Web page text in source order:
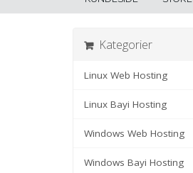
Kategorier
Linux Web Hosting
Linux Bayi Hosting
Windows Web Hosting
Windows Bayi Hosting